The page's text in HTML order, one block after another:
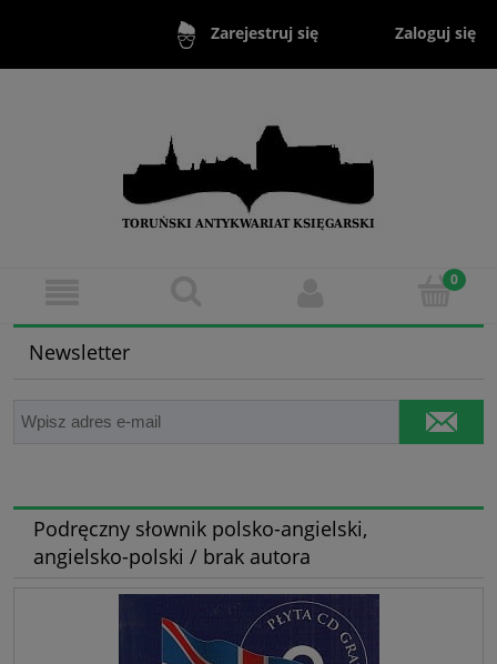
Zarejestruj się Zaloguj się
Newsletter
Podręczny słownik polsko-angielski,
angielsko-polski / brak autora